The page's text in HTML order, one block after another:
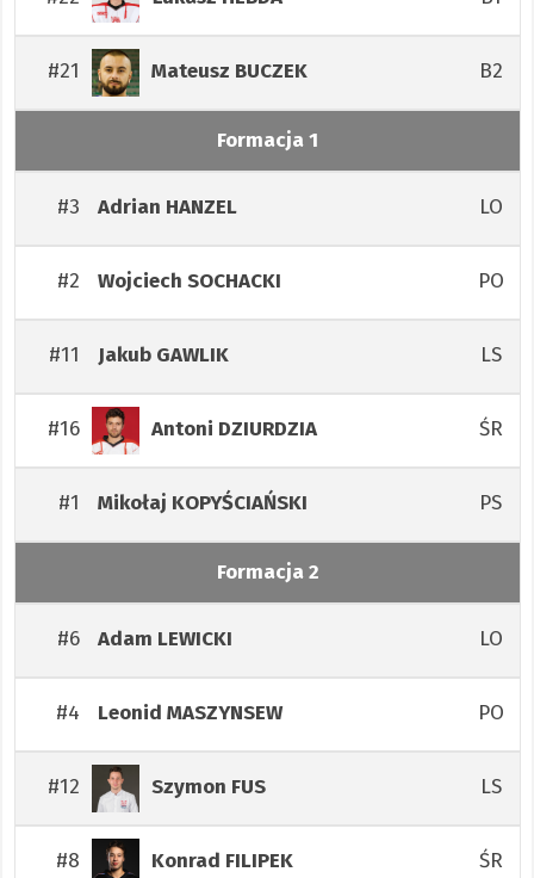
#21 Mateusz BUCZEK B2
Formacja 1
#3 Adrian HANZEL LO
#2 Wojciech SOCHACKI PO
#11 Jakub GAWLIK LS
#16 Antoni DZIURDZIA ŚR
#1 Mikołaj KOPYŚCIAŃSKI PS
Formacja 2
#6 Adam LEWICKI LO
#4 Leonid MASZYNSEW PO
#12 Szymon FUS LS
#8 Konrad FILIPEK ŚR